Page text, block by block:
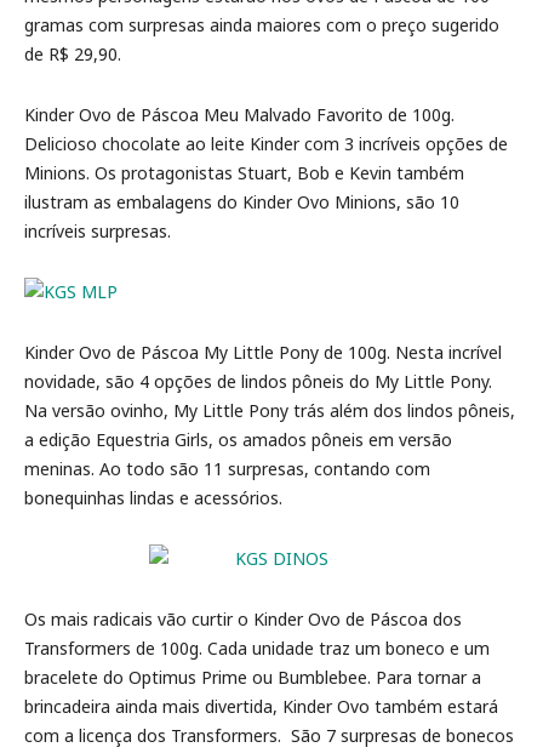
gramas com surpresas ainda maiores com o preço sugerido
de R$ 29,90.
Kinder Ovo de Páscoa Meu Malvado Favorito de 100g.
Delicioso chocolate ao leite Kinder com 3 incríveis opções de
Minions. Os protagonistas Stuart, Bob e Kevin também
ilustram as embalagens do Kinder Ovo Minions, são 10
incríveis surpresas.
Kinder Ovo de Páscoa My Little Pony de 100g. Nesta incrível
novidade, são 4 opções de lindos pôneis do My Little Pony.
Na versão ovinho, My Little Pony trás além dos lindos pôneis,
a edição Equestria Girls, os amados pôneis em versão
meninas. Ao todo são 11 surpresas, contando com
bonequinhas lindas e acessórios.
Os mais radicais vão curtir o Kinder Ovo de Páscoa dos
Transformers de 100g. Cada unidade traz um boneco e um
bracelete do Optimus Prime ou Bumblebee. Para tornar a
brincadeira ainda mais divertida, Kinder Ovo também estará
com a licença dos Transformers. São 7 surpresas de bonecos